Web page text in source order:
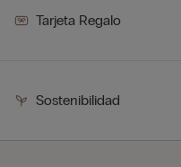
Tarjeta Regalo
Sostenibilidad